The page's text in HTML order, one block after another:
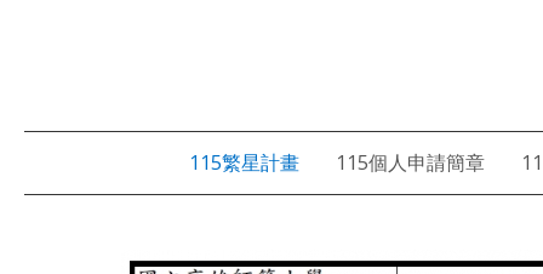
115繁星計畫 115個人申請簡章